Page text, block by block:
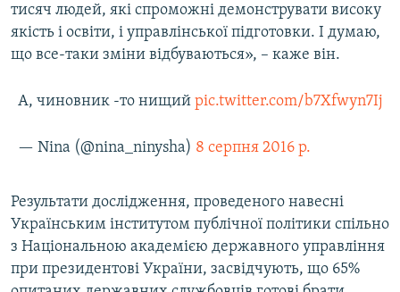
тисяч людей, які спроможні демонструвати високу
якість і освіти, і управлінської підготовки. І думаю,
що все-таки зміни відбуваються», – каже він.
А, чиновник -то нищий pic.twitter.com/b7Xfwyn7Ij
— Nina (@nina_ninysha) 8 серпня 2016 р.
Результати дослідження, проведеного навесні
Українським інститутом публічної політики спільно
з Національною академією державного управління
при президентові України, засвідчують, що 65%